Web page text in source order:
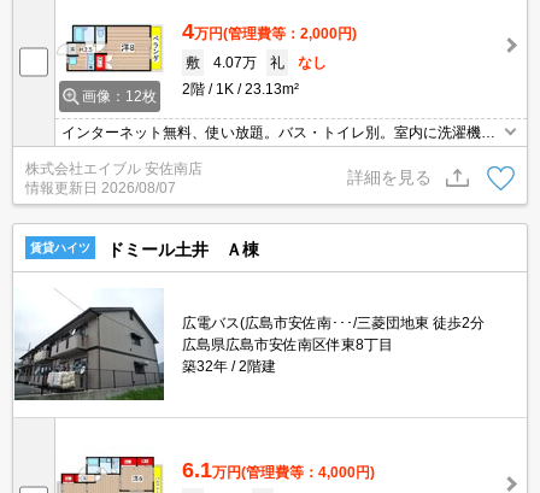
画像：12枚
4万円(管理費等：2,000円)
敷
4.07万 礼
なし
2階
1K 23.13m²
インターネット無料、使い放題。バス・トイレ別。室内に洗濯機置
場あり。温水洗浄便座付き。エアコン1基付き。BS受信可。CATV受
信可。コンビニへ徒歩10分(750m)。スーパーへ1,500m。
株式会社エイブル 安佐南店
情報更新日 2026/08/07
詳細を見る
賃貸ハイツ ドミール土井 Ａ棟
広電バス(広島市安佐南･･･/三菱団地東 徒歩2分
広島県広島市安佐南区伴東8丁目
築32年
2階建
6.1万円(管理費等：4,000円)